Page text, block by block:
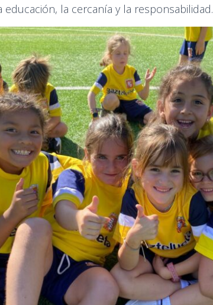
la cercanía y la responsabilidad.